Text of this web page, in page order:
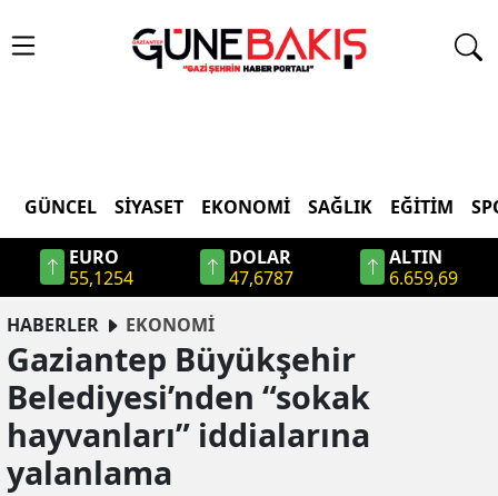
GÜNCEL SIYASET EKONOMI SAĞLIK EĞITIM
EURO
55,1254
DOLAR
47,6787
ALTIN
6.659,69
HABERLER
EKONOMİ
Gaziantep Büyükşehir
Belediyesi’nden “sokak
hayvanları” iddialarına
yalanlama